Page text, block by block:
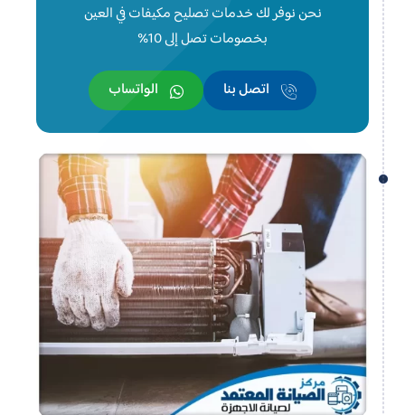
نحن نوفر لك خدمات تصليح مكيفات في العين
بخصومات تصل إلى 10%
اتصل بنا الواتساب